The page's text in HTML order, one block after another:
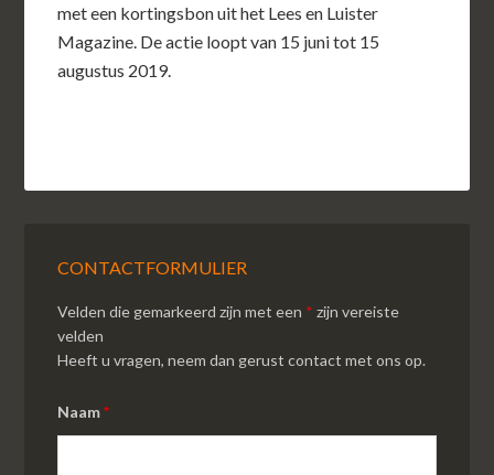
met een kortingsbon uit het Lees en Luister
Magazine. De actie loopt van 15 juni tot 15
augustus 2019.
CONTACTFORMULIER
Velden die gemarkeerd zijn met een * zijn vereiste
velden
Heeft u vragen, neem dan gerust contact met ons op.
Naam*